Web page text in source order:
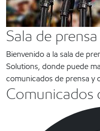
Sala de prensa
Bienvenido a la sala de
Solutions, donde puede
comunicados de prensa y
Comunicados